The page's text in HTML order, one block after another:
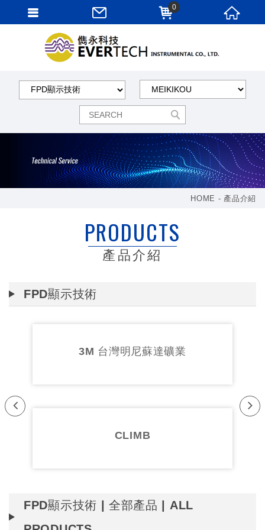
HOME 產品介紹
PRODUCTS
產品介紹
FPD顯示技術
Pr
3M 台灣明尼蘇達礦業
CLIMB
Ne
FPD顯示技術 | 全部產品 | ALL
0